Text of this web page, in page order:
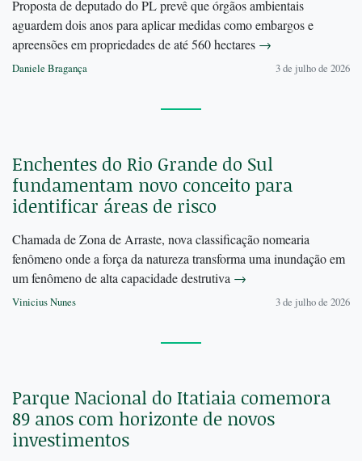
Proposta de deputado do PL prevê que órgãos ambientais
aguardem dois anos para aplicar medidas como embargos e
apreensões em propriedades de até 560 hectares →
Daniele Bragança 3 de julho de 2026
Enchentes do Rio Grande do Sul
fundamentam novo conceito para
identificar áreas de risco
Chamada de Zona de Arraste, nova classificação nomearia
fenômeno onde a força da natureza transforma uma inundação em
um fenômeno de alta capacidade destrutiva →
Vinicius Nunes 3 de julho de 2026
Parque Nacional do Itatiaia comemora
89 anos com horizonte de novos
investimentos